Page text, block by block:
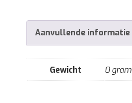
Aanvullende informatie
Gewicht 0 gram